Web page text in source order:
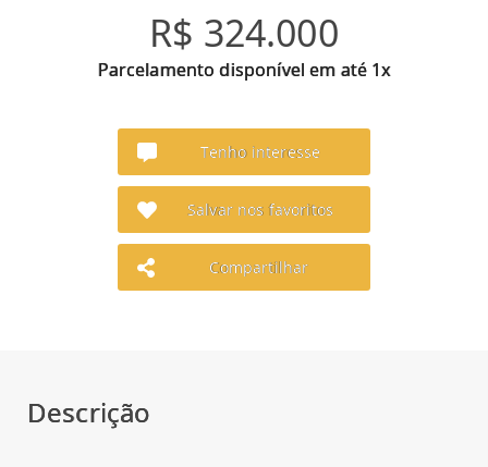
R$ 324.000
Parcelamento disponível em até 1x
Tenho interesse
Salvar nos favoritos
Compartilhar
Descrição